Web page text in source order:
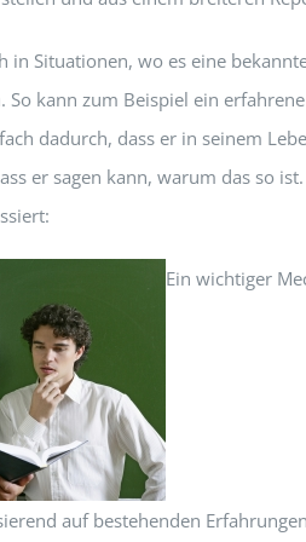
in Situationen, wo es eine
So kann zum Beispiel ein
dadurch, dass er in seinem
er sagen kann, warum das so
Ein wichtiger
auf bestehenden